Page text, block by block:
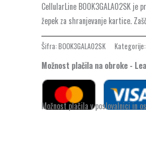
količina
CellularLine BOOK3GALA02SK
žepek za shranjevanje kartice.
Šifra:BOOK3GALA02SK Kategorije:
Možnost plačila na obroke -
Možnost plačila v poslovalnici in